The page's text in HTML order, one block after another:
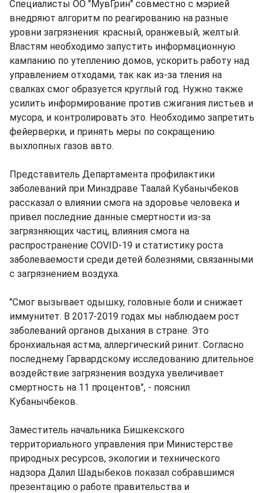
Специалисты ОО "МувГрин" совместно с мэрией
внедряют алгоритм по реагированию на разные
уровни загрязнения: красный, оранжевый, желтый.
Властям необходимо запустить информационную
кампанию по утеплению домов, ускорить работу над
управлением отходами, так как из-за тления на
свалках смог образуется круглый год. Нужно также
усилить информирование против сжигания листьев и
мусора, и контролировать это. Необходимо запретить
фейерверки, и принять меры по сокращению
выхлопных газов авто.
Представитель Департамента профилактики
заболеваний при Минздраве Таалай Кубанычбеков
рассказал о влиянии смога на здоровье человека и
привел последние данные смертности из-за
загрязняющих частиц, влияния смога на
распространение COVID-19 и статистику роста
заболеваемости среди детей болезнями, связанными
с загрязнением воздуха.
"Смог вызывает одышку, головные боли и снижает
иммунитет. В 2017-2019 годах мы наблюдаем рост
заболеваний органов дыхания в стране. Это
бронхиальная астма, аллергический ринит. Согласно
последнему Гарвардскому исследованию длительное
воздействие загрязнения воздуха увеличивает
смертность на 11 процентов", - пояснил
Кубанычбеков.
Заместитель начальника Бишкекского
территориального управления при Министерстве
природных ресурсов, экологии и технического
надзора Далил Шадыбеков показал собравшимся
презентацию о работе правительства и